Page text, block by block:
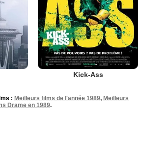
Kick-Ass
: Meilleurs films de l'année 1989, Meilleurs
Drame en 1989.